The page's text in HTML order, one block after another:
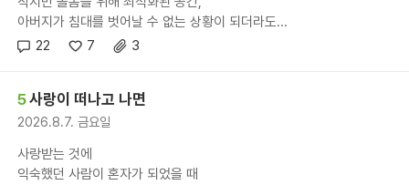
아버지가 침대를 벗어날 수 없는 상황이 되더라도...
22
7 3
5사랑이 떠나고 나면
2026.8.7. 금요일
사랑받는 것에
익숙했던 사람이 혼자가 되었을 때